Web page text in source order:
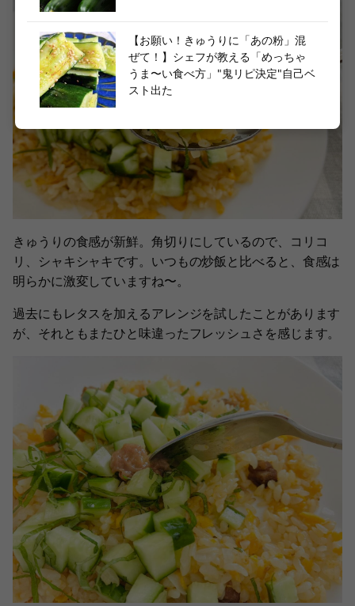
きゅうりの食感が新鮮。角切りにしているので、コリコ
リ、シャキシャキです。いつもの炒飯と比べると、食感は
明らかに激変していますね〜。
過去にもレタスを加えるアレンジを試したことがあります
が、それともまたひと味違ったフレッシュさを感じます。
【お願い！きゅうりに「あの粉」混
ぜて！】シェフが教える「めっちゃ
うま〜い食べ方」"鬼リピ決定"自己ベ
スト出た